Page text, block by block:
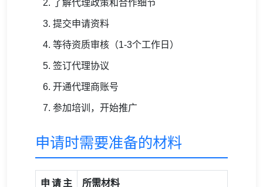
了解代理政策和合作细节
提交申请资料
等待资质审核（1-3个工作日）
签订代理协议
开通代理商账号
参加培训，开始推广
申请时需要准备的材料
申请主
所需材料